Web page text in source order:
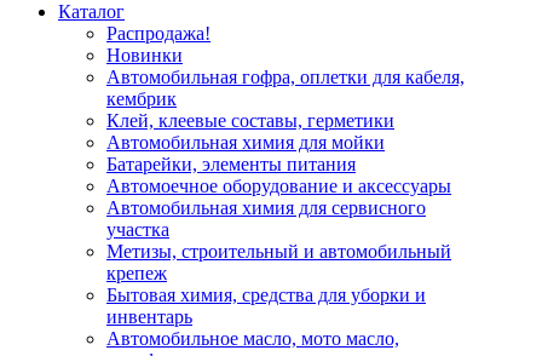
Каталог
Распродажа!
Новинки
Автомобильная гофра, оплетки для кабеля,
кембрик
Клей, клеевые составы, герметики
Автомобильная химия для мойки
Батарейки, элементы питания
Автомоечное оборудование и аксессуары
Автомобильная химия для сервисного
участка
Метизы, строительный и автомобильный
крепеж
Бытовая химия, средства для уборки и
инвентарь
Автомобильное масло, мото масло,